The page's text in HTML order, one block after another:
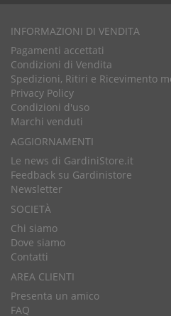
INFORMAZIONI DI VENDITA
Pagamenti accettati
Condizioni di Vendita
Spedizioni, Ritiri e Ricevimento
Privacy Policy
Condizioni d'uso
Marchi venduti
AGGIORNAMENTI
Le news di GardiniStore.it
Feedback su Gardinistore
Newsletter
SOCIETÀ
Chi siamo
Dove siamo
Contatti
AREA CLIENTI
Presenta un amico
FAQ